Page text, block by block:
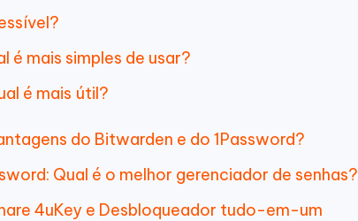
é mais simples de usar?
é mais útil?
do Bitwarden e do 1Password?
Qual é o melhor gerenciador de senhas?
4uKey e Desbloqueador tudo-em-um